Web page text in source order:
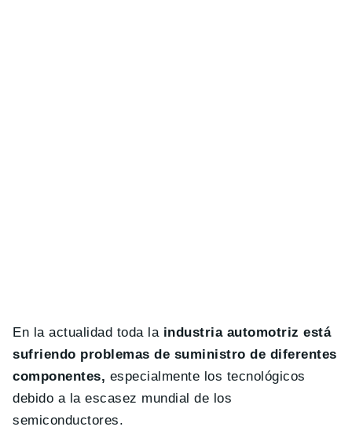
En la actualidad toda la industria automotriz está
sufriendo problemas de suministro de diferentes
componentes, especialmente los tecnológicos
debido a la escasez mundial de los
semiconductores.